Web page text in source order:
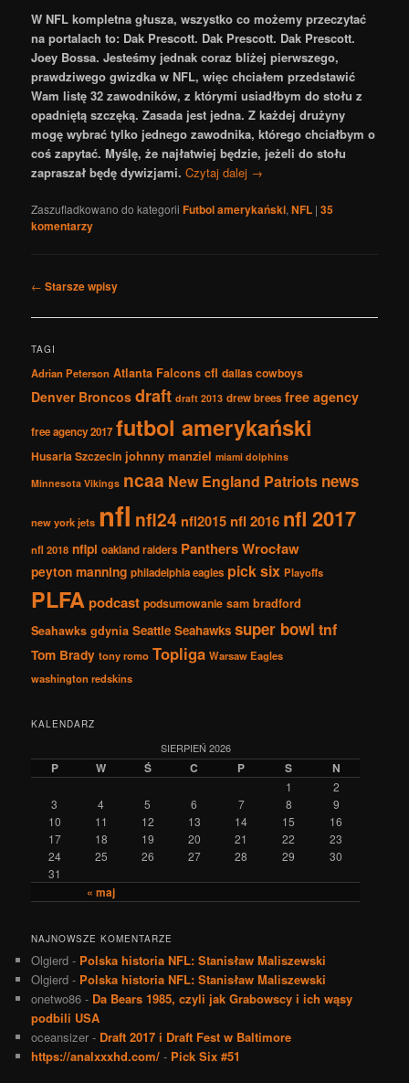
W NFL kompletna głusza, wszystko co możemy przeczytać
na portalach to: Dak Prescott. Dak Prescott. Dak Prescott.
Joey Bossa. Jesteśmy jednak coraz bliżej pierwszego,
prawdziwego gwizdka w NFL, więc chciałem przedstawić
Wam listę 32 zawodników, z którymi usiadłbym do stołu z
opadniętą szczęką. Zasada jest jedna. Z każdej drużyny
mogę wybrać tylko jednego zawodnika, którego chciałbym o
coś zapytać. Myślę, że najłatwiej będzie, jeżeli do stołu
zapraszał będę dywizjami. Czytaj dalej →
Zaszufladkowano do kategorii Futbol amerykański,NFL |35
komentarzy
Nawigacja
wpisach
← Starsze wpisy
TAGI
Adrian Peterson Atlanta Falcons cfl dallas cowboys
Denver Broncos draft draft 2013 drew brees free agency
free agency 2017 futbol amerykański
Husaria Szczecin johnny manziel miami dolphins
Minnesota Vikings ncaa New England Patriots news
new york jets nfl nfl24 nfl2015 nfl 2016 nfl 2017
nfl 2018 nflpl oakland raiders Panthers Wrocław
peyton manning philadelphia eagles pick six Playoffs
PLFApodcast podsumowanie sam bradford
Seahawks gdynia Seattle Seahawks super bowl tnf
Tom Brady tony romo Topliga Warsaw Eagles
washington redskins
KALENDARZ
SIERPIEŃ 2026
P W Ś C P S N
« maj
1
2
3
4 5 6 7 8
9
10
11 12 13 14 15
16
17
18 19 20 21 22
23
24
25 26 27 28 29
30
31
NAJNOWSZE KOMENTARZE
Olgierd - Polska historia NFL: Stanisław Maliszewski
Olgierd - Polska historia NFL: Stanisław Maliszewski
onetwo86 - Da Bears 1985, czyli jak Grabowscy i ich wąsy
podbili USA
oceansizer - Draft 2017 i Draft Fest w Baltimore
https://analxxxhd.com/ - Pick Six #51